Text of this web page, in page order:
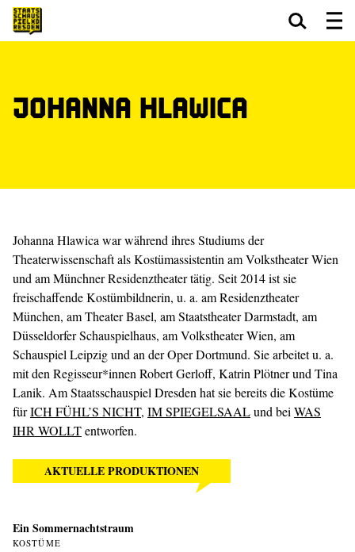
Johanna Hlawica
Johanna Hlawica war während ihres Studiums der
Theaterwissenschaft als Kostümassistentin am Volkstheater Wien
und am Münchner Residenztheater tätig. Seit 2014 ist sie
freischaffende Kostümbildnerin, u. a. am Residenztheater
München, am Theater Basel, am Staatstheater Darmstadt, am
Düsseldorfer Schauspielhaus, am Volkstheater Wien, am
Schauspiel Leipzig und an der Oper Dortmund. Sie arbeitet u. a.
mit den Regisseur*innen Robert Gerloff, Katrin Plötner und Tina
Lanik. Am Staatsschauspiel Dresden hat sie bereits die Kostüme
fürICH FÜHL’S NICHT, IM SPIEGELSAALund bei WAS
IHR WOLLTentworfen.
AKTUELLE PRODUKTIONEN
Ein Sommer­nachtstraum
KOSTÜME